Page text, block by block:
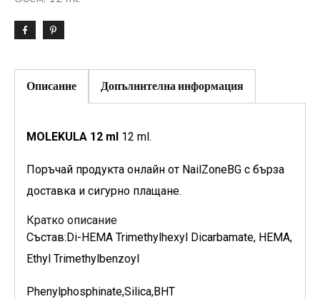
Описание Допълнителна информация
MOLEKULA 12 ml 12 ml.
Поръчай продукта онлайн от NailZoneBG с бърза
доставка и сигурно плащане.
Кратко описание
Състав:Di-HEMA Trimethylhexyl Dicarbamate, HEMA,
Ethyl Trimethylbenzoyl
Phenylphosphinate,Silica,BHT